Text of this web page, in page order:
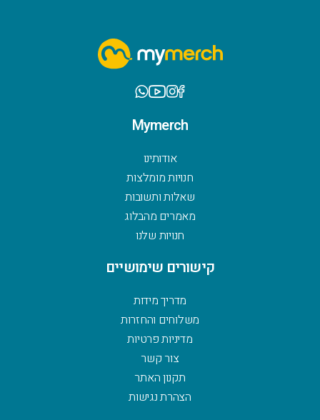
Mymerch
אודותינו
חנויות מומלצות
שאלות ותשובות
מאמרים מהבלוג
חנויות שלנו
קישורים שימושיים
מדריך מידות
משלוחים והחזרות
מדיניות פרטיות
צור קשר
תקנון האתר
הצהרת נגישות